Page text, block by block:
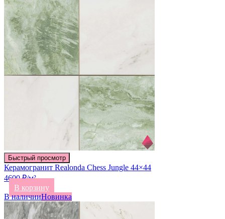
Быстрый просмотр
Керамогранит Realonda Chess Jungle 44×44
4600 ₽/м²
В корзину
В наличииНовинка